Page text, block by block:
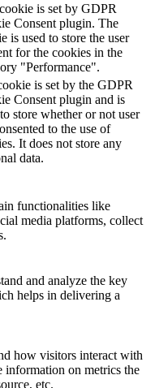
is set by GDPR
Consent plugin. The
is used to store the user
for the cookies in the
"Performance".
is set by the GDPR
Consent plugin and is
store whether or not user
to the use of
It does not store any
data.
functionalities like
media platforms, collect
and analyze the key
helps in delivering a
how visitors interact with
information on metrics the
etc.